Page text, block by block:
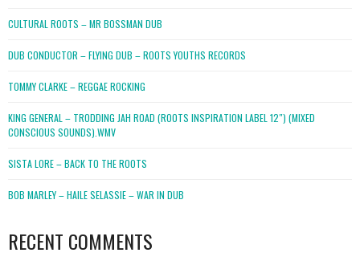
CULTURAL ROOTS – MR BOSSMAN DUB
DUB CONDUCTOR – FLYING DUB – ROOTS YOUTHS RECORDS
TOMMY CLARKE – REGGAE ROCKING
KING GENERAL – TRODDING JAH ROAD (ROOTS INSPIRATION LABEL 12″) (MIXED
CONSCIOUS SOUNDS).WMV
SISTA LORE – BACK TO THE ROOTS
BOB MARLEY – HAILE SELASSIE – WAR IN DUB
RECENT COMMENTS